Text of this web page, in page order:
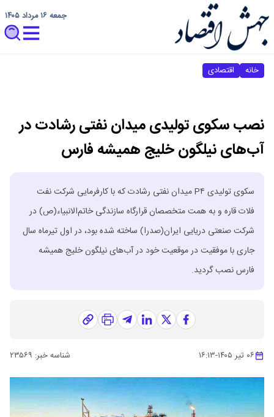
جمعه ۱۶ مرداد ۱۴۰۵
خانه اقتصادی
نصب سکوی تولیدی میدان نفتی رشادت در
آب‌های نیلگون خلیج همیشه فارس
سکوی تولیدی P۴ میدان نفتی رشادت که با کارفرمایی شرکت نفت
فلات قاره و به همت متخصصان قرارگاه سازندگی خاتم‌الانبیاء(ص) در
شرکت صنعتی دریایی ایران(صدرا) ساخته شده بود، در اول تیرماه سال
جاری با موفقیت در موقعیت خود در آب‌های نیلگون خلیج همیشه
فارس نصب گردید.
۰۶ تیر ۱۴۰۵ -۱۶:۱۳ شناسه خبر: ۲۳۵۶۹